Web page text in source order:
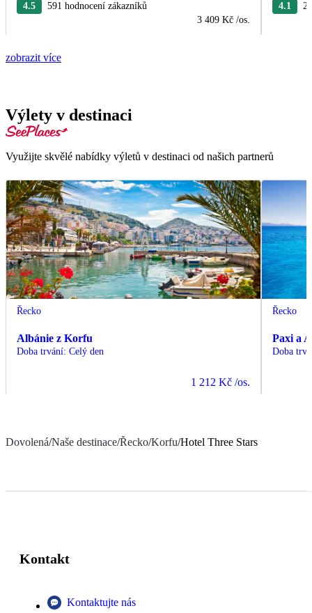
4.5
591 hodnocení zákazníků
3 409 Kč /os.
4.1
zobrazit více
Výlety v destinaci
Využijte skvělé nabídky výletů v destinaci od našich partnerů
Řecko
Albánie z Korfu
Doba trvání: Celý den
1 212 Kč /os.
Řecko
Paxi a
Doba
Dovolená/Naše destinace/Řecko/Korfu/Hotel Three Stars
Kontakt
Kontaktujte nás